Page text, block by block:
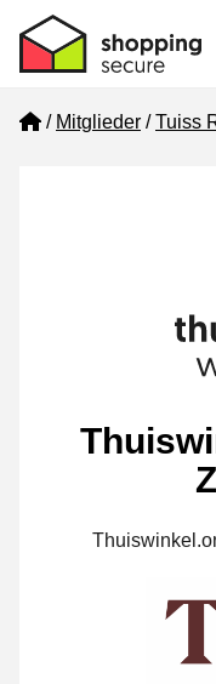
Home
Mitglieder Tuiss